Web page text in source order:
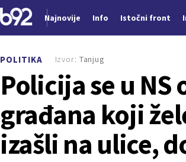
Najnovije Info Istočni front
POLITIKA
Policija se u
građana koji
izašli na ulice,
Izvor: Tanjug